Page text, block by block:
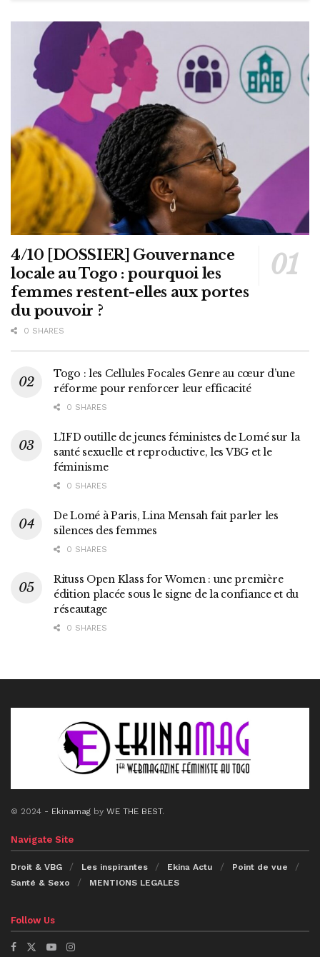
4/10 [DOSSIER] Gouvernance
locale au Togo : pourquoi les
femmes restent-elles aux portes
du pouvoir ?
0 SHARES
Togo : les Cellules Focales Genre au cœur d’une
réforme pour renforcer leur efficacité
0 SHARES
L’IFD outille de jeunes féministes de Lomé sur la
santé sexuelle et reproductive, les VBG et le
féminisme
0 SHARES
De Lomé à Paris, Lina Mensah fait parler les
silences des femmes
0 SHARES
Rituss Open Klass for Women : une première
édition placée sous le signe de la confiance et du
réseautage
0 SHARES
© 2024 - Ekinamag by WE THE BEST.
Navigate Site
Droit & VBG Les inspirantes Ekina Actu
Point de vue
Santé & Sexo
MENTIONS LEGALES
Follow Us